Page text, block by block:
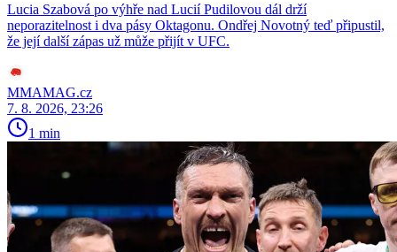
Lucia Szabová po výhře nad Lucií Pudilovou dál drží
neporazitelnost i dva pásy Oktagonu. Ondřej Novotný teď připustil,
že její další zápas už může přijít v UFC.
MMAMAG.cz
7. 8. 2026, 23:26
1 min